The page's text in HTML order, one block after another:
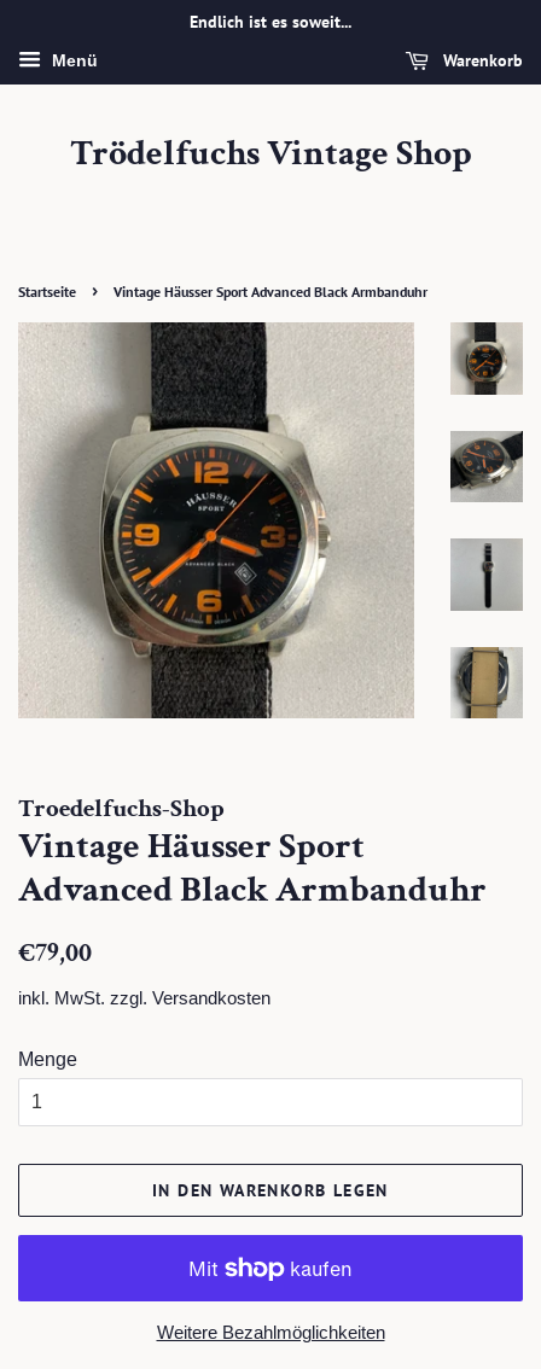
Endlich ist es soweit...
Menü Warenkorb
Trödelfuchs Vintage Shop
Startseite › Vintage Häusser Sport Advanced Black Armbanduhr
Troedelfuchs-Shop
Vintage Häusser Sport
Advanced Black Armbanduhr
Normaler
€79,00
inkl. MwSt. zzgl. Versandkosten
Menge
IN DEN WARENKORB LEGEN
Weitere Bezahlmöglichkeiten